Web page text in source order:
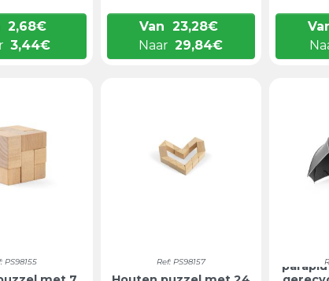
2,68€
3,44€
Van 23,28€
Naar 29,84€
PS98155 Ref: PS98157